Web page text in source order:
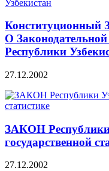
Конституционный
О
Республики
27.12.2002
ЗАКОН
государственной
27.12.2002